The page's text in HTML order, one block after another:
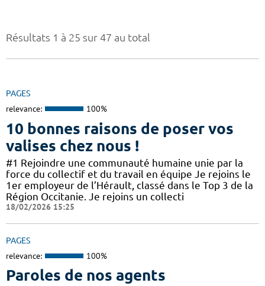
Résultats 1 à 25 sur 47 au total
PAGES
relevance: 100%
10 bonnes raisons de poser vos
valises chez nous !
#1 Rejoindre une communauté humaine unie par la
force du collectif et du travail en équipe Je rejoins le
1er employeur de l’Hérault, classé dans le Top 3 de la
Région Occitanie. Je rejoins un collecti
18/02/2026 15:25
PAGES
relevance: 100%
Paroles de nos agents